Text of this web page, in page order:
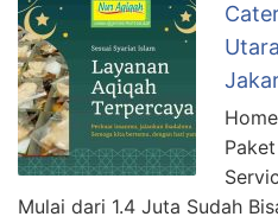
Mulai dari 1.4 Juta Sudah